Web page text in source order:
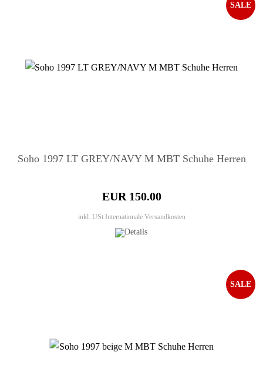
Soho 1997 LT GREY/NAVY M MBT Schuhe Herren
EUR 150.00
inkl. USt Internationale Versandkosten
SALE
SALE